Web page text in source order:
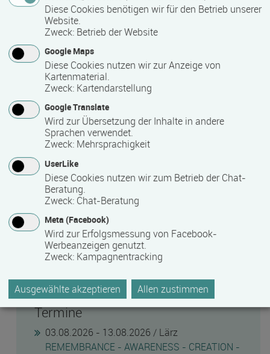
wollen.
mehr zum Weiterbildungsstipendium
forum
Gut beraten
0385 64682-12
Weiterbildungstelefon
Letzte Aktualisierung
07.08.2026
Heute finden Sie
10.432 Kurse von 321 Bildungsanbietern.
Termine
03.08.2026 - 13.08.2026 / Lärz
REMEMBRANCE - AWARENESS - CREATION -
Diese Cookies benötigen wir für den Betrieb unserer
Website.
Zweck: Betrieb der Website
Google Maps
Diese Cookies nutzen wir zur Anzeige von
Kartenmaterial.
Zweck: Kartendarstellung
Google Translate
Wird zur Übersetzung der Inhalte in andere
Sprachen verwendet.
Zweck: Mehrsprachigkeit
UserLike
Diese Cookies nutzen wir zum Betrieb der Chat-
Beratung.
Zweck: Chat-Beratung
Meta (Facebook)
Wird zur Erfolgsmessung von Facebook-
Werbeanzeigen genutzt.
Zweck: Kampagnentracking
Ausgewählte akzeptieren Allen zustimmen